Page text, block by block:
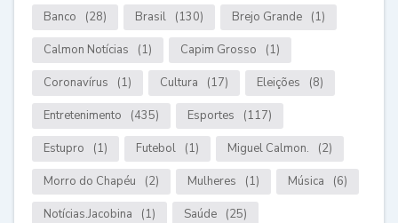
Banco (28) Brasil (130) Brejo Grande (1)
Calmon Notícias (1) Capim Grosso (1)
Coronavírus (1) Cultura (17) Eleições (8)
Entretenimento (435) Esportes (117)
Estupro (1) Futebol (1) Miguel Calmon. (2)
Morro do Chapéu (2) Mulheres (1) Música (6)
Notícias.Jacobina (1) Saúde (25)